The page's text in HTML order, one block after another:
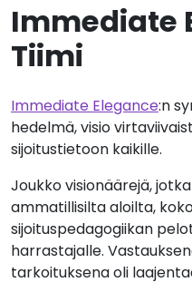
Immediate
Tiimi
Immediate Elegance:n
hedelmä, visio
sijoitustietoon kaikille.
Joukko visionäärejä,
ammatillisilta aloilta,
sijoituspedagogiikan
harrastajalle.
tarkoituksena oli